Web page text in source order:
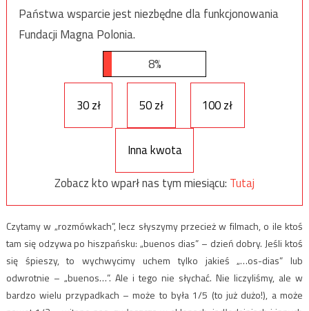
Państwa wsparcie jest niezbędne dla funkcjonowania
Fundacji Magna Polonia.
8%
30 zł 50 zł 100 zł
Inna kwota
Zobacz kto wparł nas tym miesiącu: Tutaj
Czytamy w „rozmówkach”, lecz słyszymy przecież w filmach, o ile ktoś
tam się odzywa po hiszpańsku: „buenos dias” – dzień dobry. Jeśli ktoś
się śpieszy, to wychwycimy uchem tylko jakieś „…os-dias” lub
odwrotnie – „buenos…”. Ale i tego nie słychać. Nie liczyliśmy, ale w
bardzo wielu przypadkach – może to była 1/5 (to już dużo!), a może